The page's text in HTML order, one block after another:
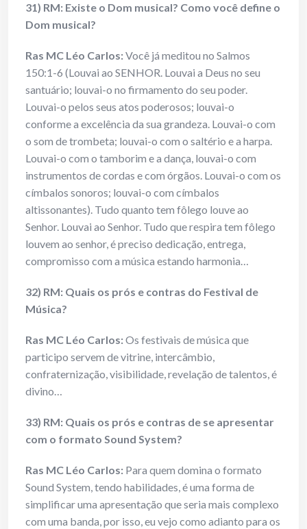
31) RM: Existe o Dom musical? Como você define o
Dom musical?
Ras MC Léo Carlos:Você já meditou no Salmos
150:1-6 (Louvai ao SENHOR. Louvai a Deus no seu
santuário; louvai-o no firmamento do seu poder.
Louvai-o pelos seus atos poderosos; louvai-o
conforme a excelência da sua grandeza. Louvai-o com
o som de trombeta; louvai-o com o saltério e a harpa.
Louvai-o com o tamborim e a dança, louvai-o com
instrumentos de cordas e com órgãos. Louvai-o com os
címbalos sonoros; louvai-o com címbalos
altissonantes). Tudo quanto tem fôlego louve ao
Senhor. Louvai ao Senhor. Tudo que respira tem fôlego
louvem ao senhor, é preciso dedicação, entrega,
compromisso com a música estando harmonia…
32) RM: Quais os prós e contras do Festival de
Música?
Ras MC Léo Carlos:Os festivais de música que
participo servem de vitrine, intercâmbio,
confraternização, visibilidade, revelação de talentos, é
divino…
33) RM: Quais os prós e contras de se apresentar
com o formato Sound System?
Ras MC Léo Carlos: Para quem domina o formato
Sound System, tendo habilidades, é uma forma de
simplificar uma apresentação que seria mais complexo
com uma banda, por isso, eu vejo como adianto para os